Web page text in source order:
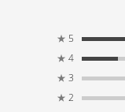
★ 5
★ 4
★ 3
★ 2